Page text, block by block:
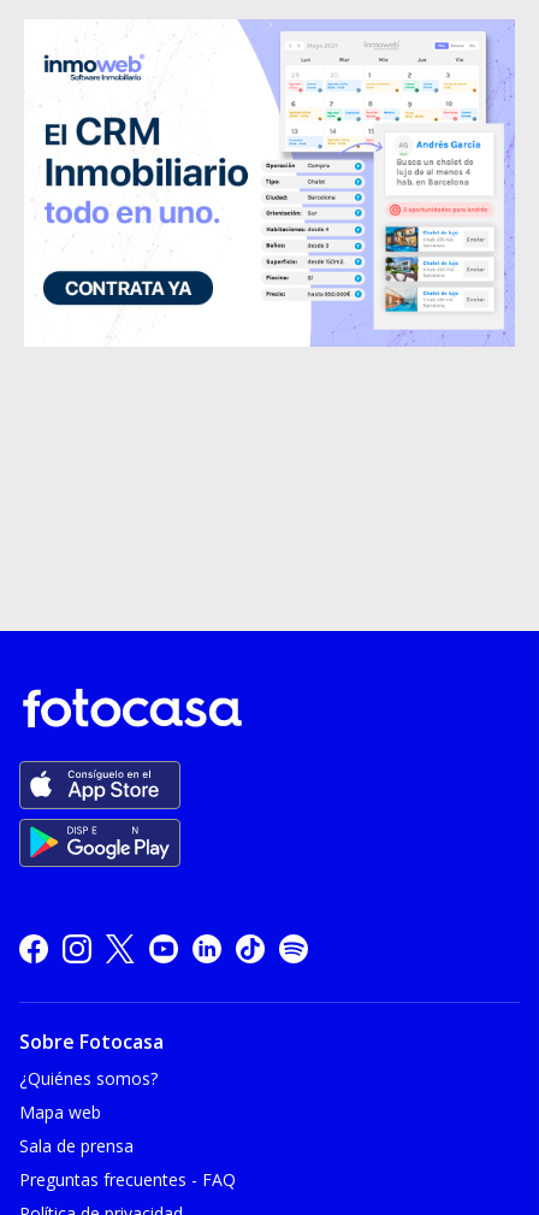
Sobre Fotocasa
¿Quiénes somos?
Mapa web
Sala de prensa
Preguntas frecuentes - FAQ